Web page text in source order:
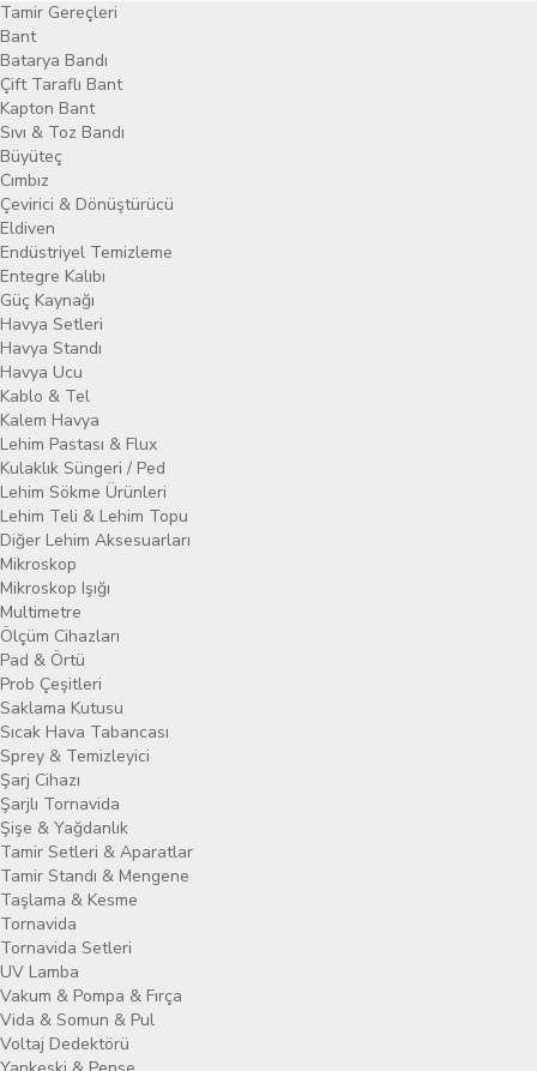
Tamir Gereçleri
Bant
Batarya Bandı
Çift Taraflı Bant
Kapton Bant
Sıvı & Toz Bandı
Büyüteç
Cımbız
Çevirici & Dönüştürücü
Eldiven
Endüstriyel Temizleme
Entegre Kalıbı
Güç Kaynağı
Havya Setleri
Havya Standı
Havya Ucu
Kablo & Tel
Kalem Havya
Lehim Pastası & Flux
Kulaklık Süngeri / Ped
Lehim Sökme Ürünleri
Lehim Teli & Lehim Topu
Diğer Lehim Aksesuarları
Mikroskop
Mikroskop Işığı
Multimetre
Ölçüm Cihazları
Pad & Örtü
Prob Çeşitleri
Saklama Kutusu
Sıcak Hava Tabancası
Sprey & Temizleyici
Şarj Cihazı
Şarjlı Tornavida
Şişe & Yağdanlık
Tamir Setleri & Aparatlar
Tamir Standı & Mengene
Taşlama & Kesme
Tornavida
Tornavida Setleri
UV Lamba
Vakum & Pompa & Fırça
Vida & Somun & Pul
Voltaj Dedektörü